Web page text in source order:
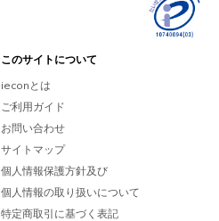
このサイトについて
ieconとは
ご利用ガイド
お問い合わせ
サイトマップ
個人情報保護方針及び
個人情報の取り扱いについて
特定商取引に基づく表記